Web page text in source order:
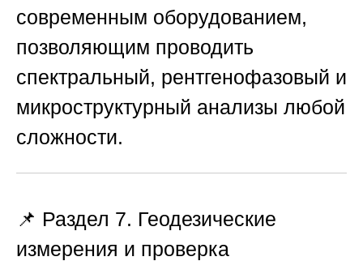
современным оборудованием,
позволяющим проводить
спектральный, рентгенофазовый и
микроструктурный анализы любой
сложности.
📌 Раздел 7. Геодезические
измерения и проверка